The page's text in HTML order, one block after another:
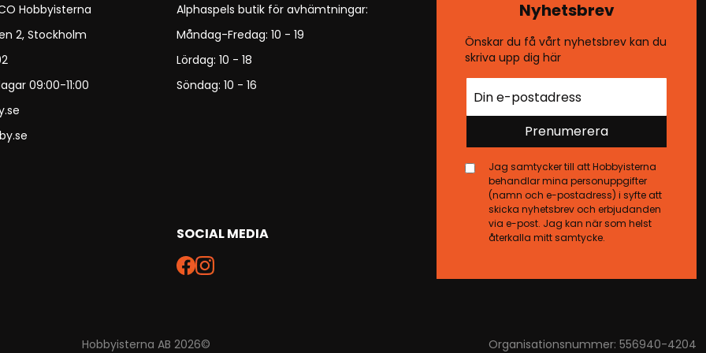
Hobbyisterna
2, Stockholm
09:00-11:00
Alphaspels butik för avhämtningar:
Måndag-Fredag: 10 - 19
Lördag: 10 - 18
Söndag: 10 - 16
SOCIAL MEDIA
Nyhetsbrev
Önskar du få vårt nyhetsbrev kan du
skriva upp dig här
Prenumerera
Jag samtycker till att Hobbyisterna
behandlar mina personuppgifter
(namn och e-postadress) i syfte att
skicka nyhetsbrev och erbjudanden
via e-post. Jag kan när som helst
återkalla mitt samtycke.
Hobbyisterna AB 2026© Organisationsnummer: 556940-4204